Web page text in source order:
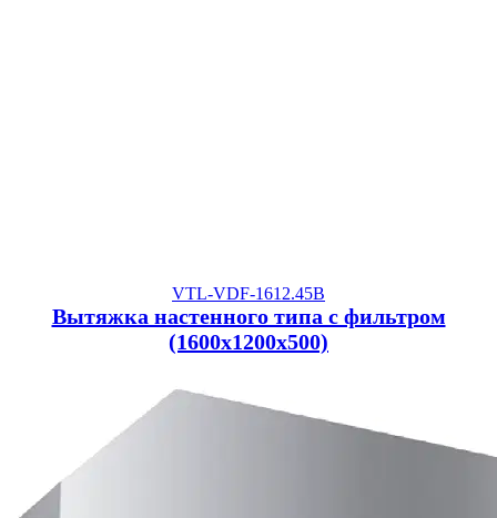
VTL-VDF-1612.45B
Вытяжка настенного типа с фильтром
(1600x1200x500)